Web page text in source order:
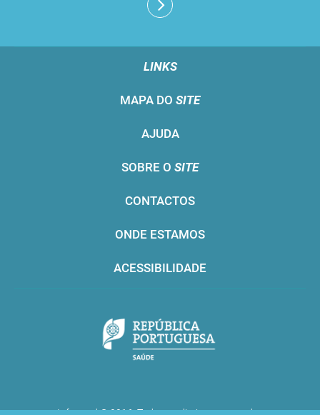
LINKS
MAPA DO SITE
AJUDA
SOBRE O SITE
CONTACTOS
ONDE ESTAMOS
ACESSIBILIDADE